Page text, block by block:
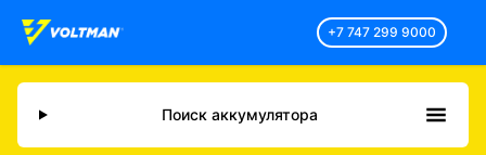
+7 747 299 9000
Поиск аккумулятора